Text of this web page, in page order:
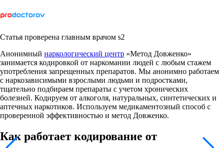
Статья проверена главным врачом s2
Анонимный наркологический центр «Метод Довженко»
занимается кодировкой от наркомании людей с любым стажем
употребления запрещенных препаратов. Мы анонимно работаем
с наркозависимыми взрослыми людьми и подростками,
тщательно подбираем препараты с учетом хронических
болезней. Кодируем от алкоголя, натуральных, синтетических и
аптечных наркотиков. Используем медикаментозный способ с
проверенной эффективностью и метод Довженко.
Как работает кодирование от